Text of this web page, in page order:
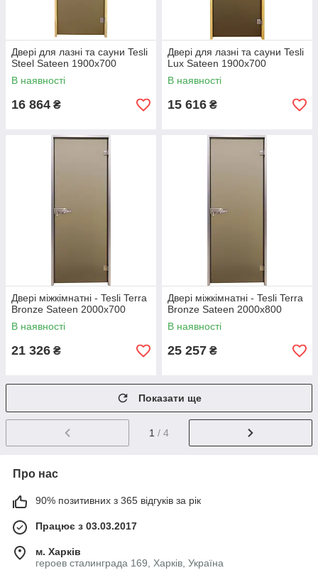
Двері для лазні та сауни Tesli
Steel Sateen 1900х700
В наявності
16 864 ₴
Двері для лазні та сауни Tesli
Lux Sateen 1900х700
В наявності
15 616 ₴
Двері міжкімнатні - Tesli Terra
Bronze Sateen 2000х700
В наявності
21 326 ₴
Двері міжкімнатні - Tesli Terra
Bronze Sateen 2000х800
В наявності
25 257 ₴
Показати ще
1 / 4
Про нас
90% позитивних з 365 відгуків за рік
Працює з 03.03.2017
м. Харків
героев сталинграда 169, Харків, Україна